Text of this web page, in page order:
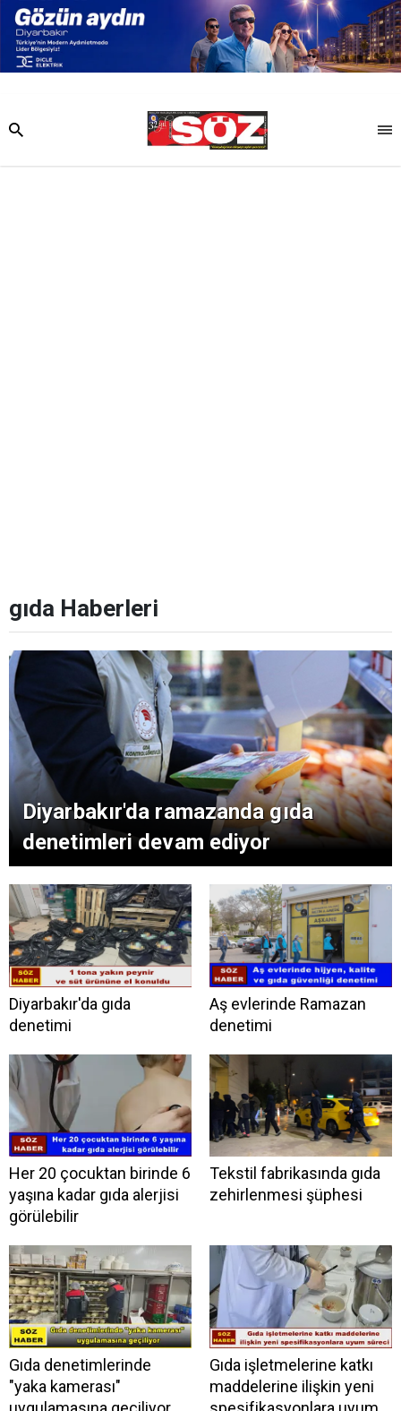
gıda Haberleri
Diyarbakır'da ramazanda gıda
denetimleri devam ediyor
Diyarbakır'da gıda
denetimi
Aş evlerinde Ramazan
denetimi
Her 20 çocuktan birinde 6
yaşına kadar gıda alerjisi
görülebilir
Tekstil fabrikasında gıda
zehirlenmesi şüphesi
Gıda denetimlerinde
"yaka kamerası"
Gıda işletmelerine katkı
maddelerine ilişkin yeni